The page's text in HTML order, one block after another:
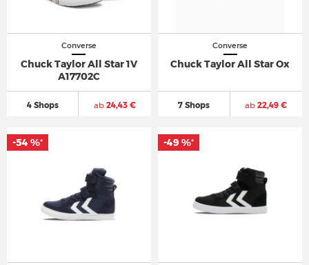
Converse
Chuck Taylor All Star 1V
A17702C
4 Shops ab24,43 €
Converse
Chuck Taylor All Star Ox
7 Shops ab 22,49 €
-54 %* -49 %*